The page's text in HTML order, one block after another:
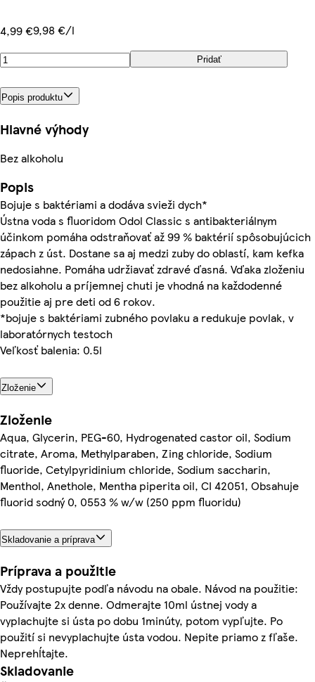
4,99 €9,98 €/l
Pridať
Popis produktu
Hlavné výhody
Bez alkoholu
Popis
Bojuje s baktériami a dodáva svieži dych*
Ústna voda s fluoridom Odol Classic s antibakteriálnym
účinkom pomáha odstraňovať až 99 % baktérií spôsobujúcich
zápach z úst. Dostane sa aj medzi zuby do oblastí, kam kefka
nedosiahne. Pomáha udržiavať zdravé ďasná. Vďaka zloženiu
bez alkoholu a príjemnej chuti je vhodná na každodenné
použitie aj pre deti od 6 rokov.
*bojuje s baktériami zubného povlaku a redukuje povlak, v
laboratórnych testoch
Veľkosť balenia: 0.5l
Zloženie
Zloženie
Aqua, Glycerin, PEG-60, Hydrogenated castor oil, Sodium
citrate, Aroma, Methylparaben, Zing chloride, Sodium
fluoride, Cetylpyridinium chloride, Sodium saccharin,
Menthol, Anethole, Mentha piperita oil, CI 42051, Obsahuje
fluorid sodný 0, 0553 % w/w (250 ppm fluoridu)
Skladovanie a príprava
Príprava a použitie
Vždy postupujte podľa návodu na obale. Návod na použitie:
Používajte 2x denne. Odmerajte 10ml ústnej vody a
vyplachujte si ústa po dobu 1minúty, potom vypľujte. Po
použití si nevyplachujte ústa vodou. Nepite priamo z fľaše.
Neprehĺtajte.
Skladovanie